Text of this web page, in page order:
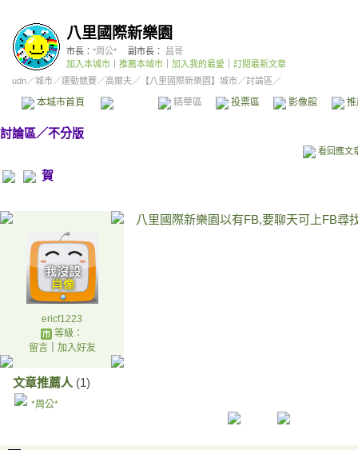
八里國際新樂園
市長： *周公* 副市長：
昌哥
加入本城市
推薦本城市 加入我的最愛
訂閱最新文章
udn／城市／運動競賽／高爾夫／ 【八里國際新樂園】城市／討論區／
本城市首頁 精華區 投票區 影像館
討論區／不分版
看回應文
賀
ericf1223
等級：
留言｜ 加入好友
文章推薦人 (1)
*周公*
八里國際新樂園以有FB,要聊天可上FB尋